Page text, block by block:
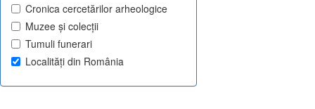
Cronica cercetărilor arheologice
Muzee și colecții
Tumuli funerari
Localități din România